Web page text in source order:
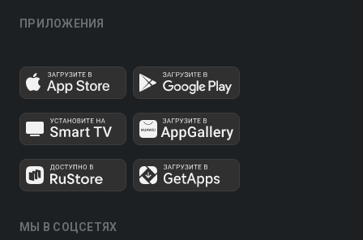
ПРИЛОЖЕНИЯ
МЫ В СОЦСЕТЯХ